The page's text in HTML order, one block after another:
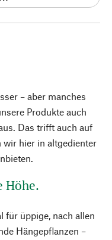
– aber manches
Produkte auch
Das trifft auch auf
wir hier in altgedienter
Höhe.
für üppige, nach allen
Hängepflanzen –